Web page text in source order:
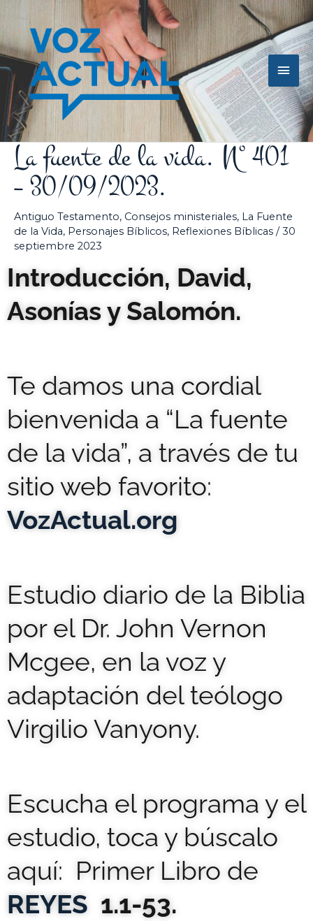
contenido
La fuente de la vida. Nº 401
– 30/09/2023.
Antiguo Testamento, Consejos ministeriales, La Fuente
de la Vida, Personajes Bíblicos, Reflexiones Bíblicas /30
septiembre 2023
Introducción, David,
Asonías y Salomón.
Te damos una cordial
bienvenida a “La fuente
de la vida”, a través de tu
sitio web favorito:
VozActual.org
Estudio diario de la Biblia
por el Dr. John Vernon
Mcgee, en la voz y
adaptación del teólogo
Virgilio Vanyony.
Escucha el programa y el
estudio, toca y búscalo
aquí: Primer Libro de
REYES 1.1-53.